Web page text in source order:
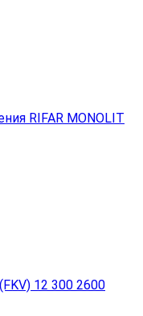
RIFAR MONOLIT